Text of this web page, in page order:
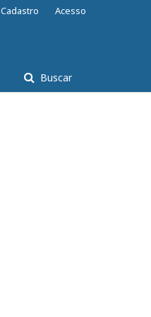
Buscar
Cadastro Acesso